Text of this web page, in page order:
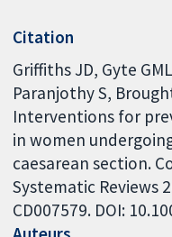
Citation
Griffiths JD, Gyte
Paranjothy S,
Interventions for
in women
caesarean section.
Systematic Reviews
CD007579. DOI: